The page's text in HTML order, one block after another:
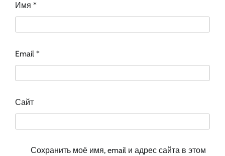
Имя *
Email *
Сайт
Сохранить моё имя, email и адрес сайта в этом